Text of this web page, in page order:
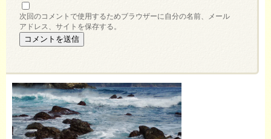
次回のコメントで使用するためブラウザーに自分の名前、メール
アドレス、サイトを保存する。